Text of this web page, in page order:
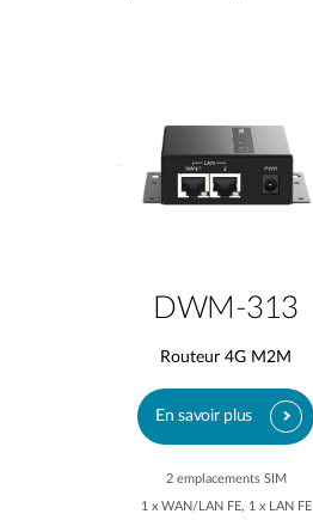
DWM-313
Routeur 4G M2M
En savoir plus
2 emplacements SIM
1 x WAN/LAN FE, 1 x LAN FE